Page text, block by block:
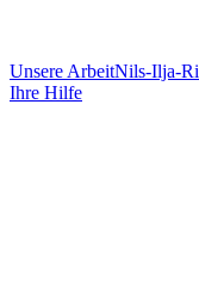
Unsere ArbeitNils-Ilja-
Ihre Hilfe